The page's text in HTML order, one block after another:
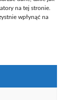
na tej stronie.
wpłynąć na
festiwalu